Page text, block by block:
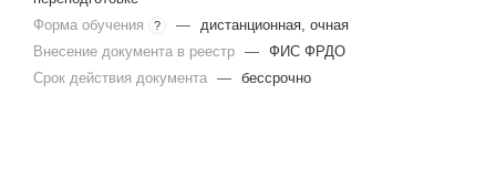
Форма обучения
? —
дистанционная, очная
Внесение документа в реестр — ФИС ФРДО
Срок действия документа — бессрочно